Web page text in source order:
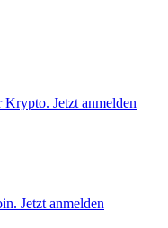
Krypto. Jetzt anmelden
Jetzt anmelden